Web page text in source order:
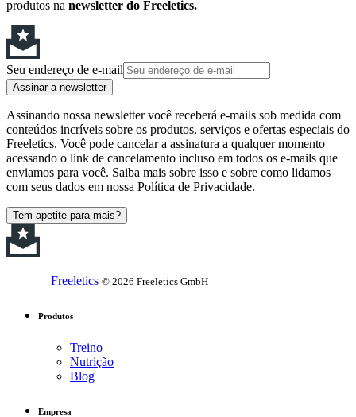
produtos na newsletter do Freeletics.
Seu endereço de e-mail
Assinar a newsletter
Assinando nossa newsletter você receberá e-mails sob medida com
conteúdos incríveis sobre os produtos, serviços e ofertas especiais do
Freeletics. Você pode cancelar a assinatura a qualquer momento
acessando o link de cancelamento incluso em todos os e-mails que
enviamos para você. Saiba mais sobre isso e sobre como lidamos
com seus dados em nossa Política de Privacidade.
Tem apetite para mais?
Freeletics © 2026 Freeletics GmbH
Produtos
Treino
Nutrição
Blog
Empresa